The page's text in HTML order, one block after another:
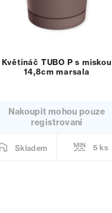
Květináč TUBO P s miskou
14,8cm marsala
Nakoupit mohou pouze
registrovaní
Skladem 5 ks